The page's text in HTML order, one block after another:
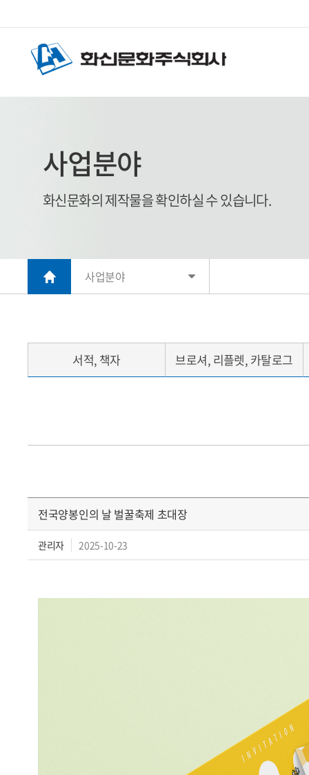
사업분야
화신문화의 제작물을 확인하실 수 있습니다.
사업분야
서적, 책자 브로셔, 리플렛, 카탈로그
전국양봉인의 날 벌꿀축제 초대장
관리자 2025-10-23